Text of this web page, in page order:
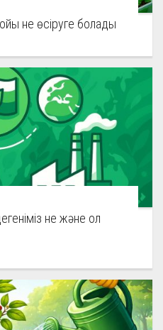
не өсіруге болады
не және ол